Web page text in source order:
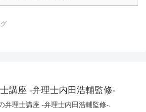
講座 -弁理士内田浩輔監修-
弁理士講座 -弁理士内田浩輔監修-.